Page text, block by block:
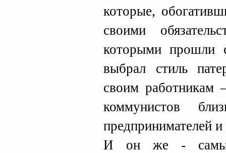
которые,
своими
которыми прошли
выбрал стиль
своим работникам
коммунистов
предпринимателей
И он же - самый